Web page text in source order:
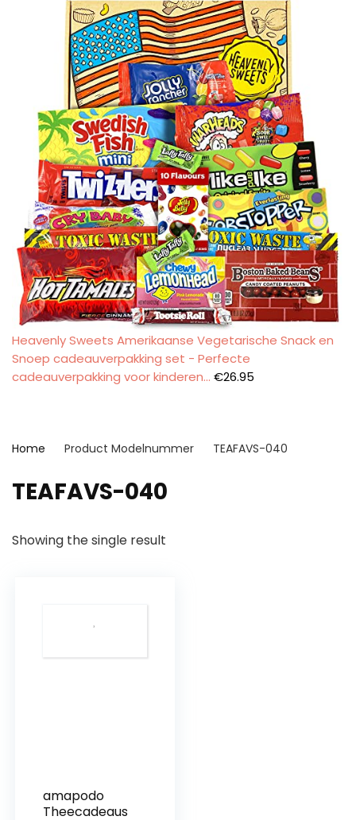
Heavenly Sweets Amerikaanse Vegetarische Snack en
Snoep cadeauverpakking set - Perfecte
cadeauverpakking voor kinderen… €26.95
Home Product Modelnummer ‎TEAFAVS-040
‎TEAFAVS-040
Showing the single result
amapodo
Theecadeaus